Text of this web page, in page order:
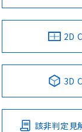
2D
3D
該非判定見